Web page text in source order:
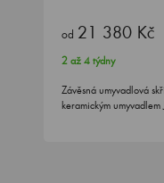
od 21 380 Kč
2 až 4 týdny
Závěsná umyvadlová
keramickým umyvadlem